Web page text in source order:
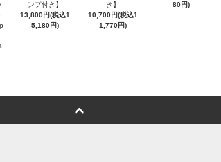
ンプ付き】
13,800円(税込1
5,180円)
き】
10,700円(税込1
1,770円)
80円)